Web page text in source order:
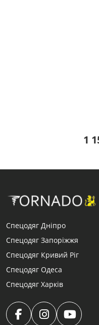
1
Спецодяг Дніпро
Спецодяг Запоріжжя
Спецодяг Кривий Ріг
Спецодяг Одеса
Спецодяг Харків